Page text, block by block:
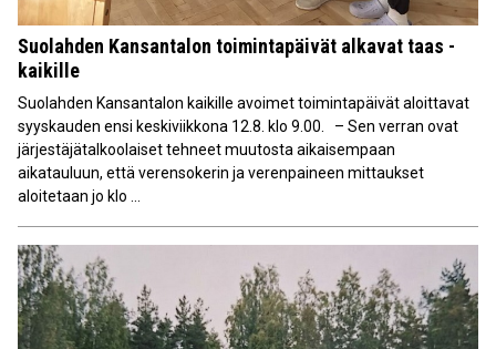
Suolahden Kansantalon toimintapäivät alkavat taas -
kaikille
Suolahden Kansantalon kaikille avoimet toimintapäivät aloittavat
syyskauden ensi keskiviikkona 12.8. klo 9.00. – Sen verran ovat
järjestäjätalkoolaiset tehneet muutosta aikaisempaan
aikatauluun, että verensokerin ja verenpaineen mittaukset
aloitetaan jo klo ...